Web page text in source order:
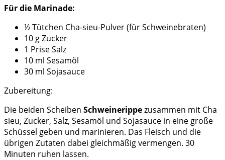
Für die Marinade:
½ Tütchen Cha-sieu-Pulver (für Schweinebraten)
10 g Zucker
1 Prise Salz
10 ml Sesamöl
30 ml Sojasauce
Zubereitung:
Die beiden Scheiben Schweinerippezusammen mit Cha
sieu, Zucker, Salz, Sesamöl und Sojasauce in eine große
Schüssel geben und marinieren. Das Fleisch und die
übrigen Zutaten dabei gleichmäßig vermengen. 30
Minuten ruhen lassen.